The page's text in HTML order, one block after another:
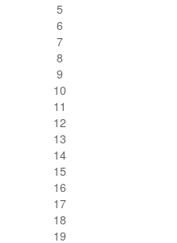
5
6
7
8
9
10
11
12
13
14
15
16
17
18
19